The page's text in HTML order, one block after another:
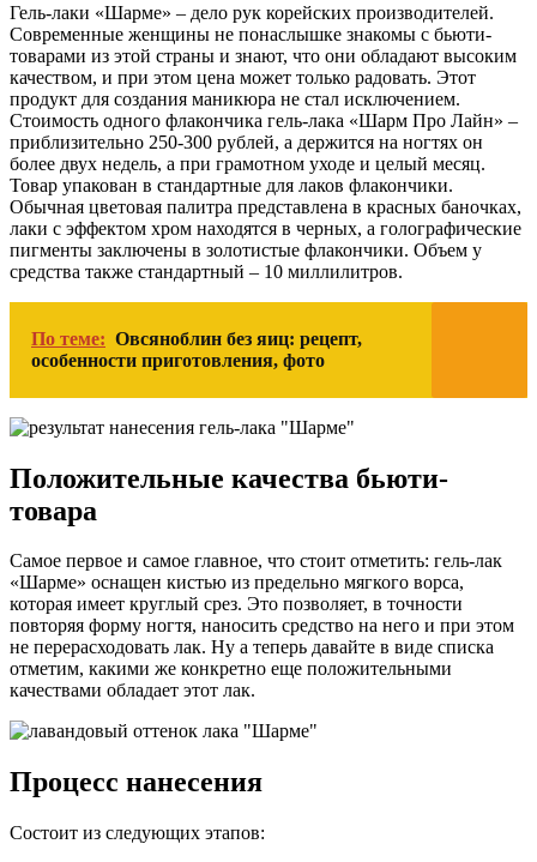
Гель-лаки «Шарме» – дело рук корейских производителей.
Современные женщины не понаслышке знакомы с бьюти-
товарами из этой страны и знают, что они обладают высоким
качеством, и при этом цена может только радовать. Этот
продукт для создания маникюра не стал исключением.
Стоимость одного флакончика гель-лака «Шарм Про Лайн» –
приблизительно 250-300 рублей, а держится на ногтях он
более двух недель, а при грамотном уходе и целый месяц.
Товар упакован в стандартные для лаков флакончики.
Обычная цветовая палитра представлена в красных баночках,
лаки с эффектом хром находятся в черных, а голографические
пигменты заключены в золотистые флакончики. Объем у
средства также стандартный – 10 миллилитров.
По теме: Овсяноблин без яиц: рецепт,
особенности приготовления, фото
Положительные качества бьюти-
товара
Самое первое и самое главное, что стоит отметить: гель-лак
«Шарме» оснащен кистью из предельно мягкого ворса,
которая имеет круглый срез. Это позволяет, в точности
повторяя форму ногтя, наносить средство на него и при этом
не перерасходовать лак. Ну а теперь давайте в виде списка
отметим, какими же конкретно еще положительными
качествами обладает этот лак.
Процесс нанесения
Состоит из следующих этапов: